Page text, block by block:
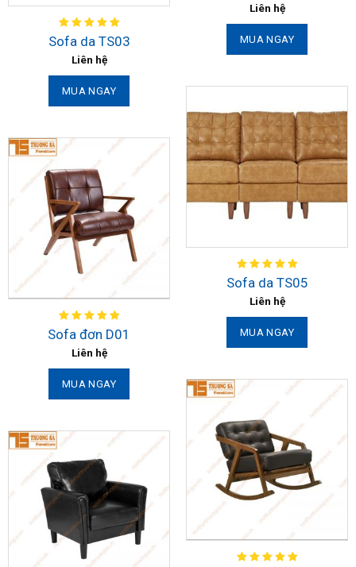
Liên hệ
MUA NGAY
Sofa da TS03
Liên hệ
MUA NGAY
Sofa da TS05
Liên hệ
MUA NGAY
Sofa đơn D01
Liên hệ
MUA NGAY